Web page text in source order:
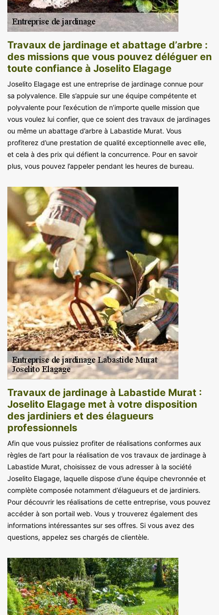
Travaux de jardinage et abattage d’arbre :
des missions que vous pouvez déléguer en
toute confiance à Joselito Elagage
Joselito Elagage est une entreprise de jardinage connue pour
sa polyvalence. Elle s’appuie sur une équipe compétente et
polyvalente pour l’exécution de n’importe quelle mission que
vous voulez lui confier, que ce soient des travaux de jardinages
ou même un abattage d’arbre à Labastide Murat. Vous
profiterez d’une prestation de qualité exceptionnelle avec elle,
et cela à des prix qui défient la concurrence. Pour en savoir
plus, vous pouvez l’appeler pendant les heures de bureau.
Travaux de jardinage à Labastide Murat :
Joselito Elagage met à votre disposition
des jardiniers et des élagueurs
professionnels
Afin que vous puissiez profiter de réalisations conformes aux
règles de l’art pour la réalisation de vos travaux de jardinage à
Labastide Murat, choisissez de vous adresser à la société
Joselito Elagage, laquelle dispose d’une équipe chevronnée et
complète composée notamment d’élagueurs et de jardiniers.
Pour découvrir les réalisations de cette entreprise, vous pouvez
accéder à son portail web. Vous y trouverez également des
informations intéressantes sur ses offres. Si vous avez des
questions, appelez ses chargés de clientèle.